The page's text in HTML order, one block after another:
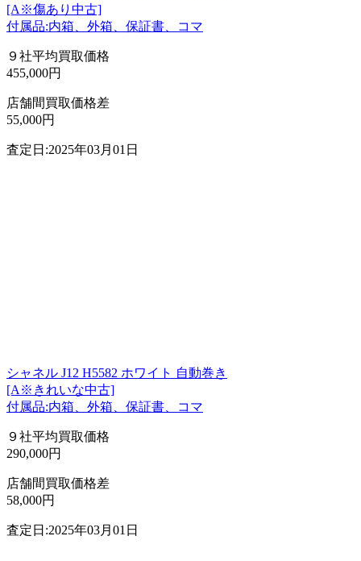
[A※傷あり中古]
付属品:内箱、外箱、保証書、コマ
９社平均買取価格
455,000円
店舗間買取価格差
55,000円
査定日:2025年03月01日
シャネル J12 H5582 ホワイト 自動巻き
[A※きれいな中古]
付属品:内箱、外箱、保証書、コマ
９社平均買取価格
290,000円
店舗間買取価格差
58,000円
査定日:2025年03月01日